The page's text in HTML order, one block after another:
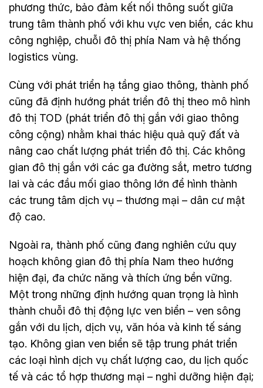
phương thức, bảo đảm kết nối thông suốt giữa
trung tâm thành phố với khu vực ven biển, các khu
công nghiệp, chuỗi đô thị phía Nam và hệ thống
logistics vùng.
Cùng với phát triển hạ tầng giao thông, thành phố
cũng đã định hướng phát triển đô thị theo mô hình
đô thị TOD (phát triển đô thị gắn với giao thông
công cộng) nhằm khai thác hiệu quả quỹ đất và
nâng cao chất lượng phát triển đô thị. Các không
gian đô thị gắn với các ga đường sắt, metro tương
lai và các đầu mối giao thông lớn để hình thành
các trung tâm dịch vụ – thương mại – dân cư mật
độ cao.
Ngoài ra, thành phố cũng đang nghiên cứu quy
hoạch không gian đô thị phía Nam theo hướng
hiện đại, đa chức năng và thích ứng bền vững.
Một trong những định hướng quan trọng là hình
thành chuỗi đô thị động lực ven biển – ven sông
gắn với du lịch, dịch vụ, văn hóa và kinh tế sáng
tạo. Không gian ven biển sẽ tập trung phát triển
các loại hình dịch vụ chất lượng cao, du lịch quốc
tế và các tổ hợp thương mại – nghỉ dưỡng hiện đại;